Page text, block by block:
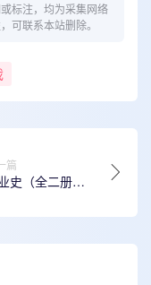
标注，均为采集网络
可联系本站删除。
篇
史（全二册）